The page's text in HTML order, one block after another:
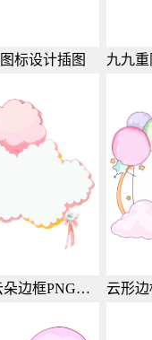
标设计插图
可爱气球云朵边框PNG创意素材